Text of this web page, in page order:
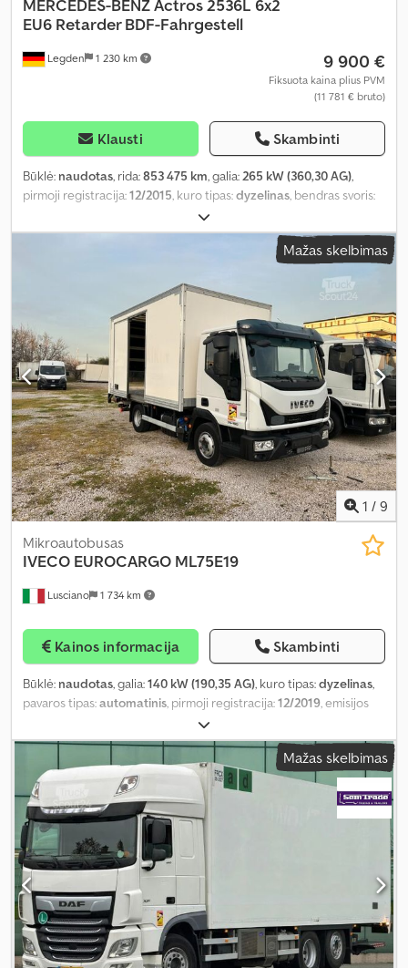
Legden 1 230 km
MERCEDES-BENZActros 2536L 6x2
EU6 Retarder BDF-Fahrgestell
9 900 €
Fiksuota kaina plius PVM
(11 781 € bruto)
Klausti Skambinti
Būklė: naudotas, rida:853 475 km, galia:265 kW (360,30 AG),
pirmoji registracija:12/2015, kuro tipas:dyzelinas, bendras svoris:
3 ašys
žalia, pavaros tipas:automatinis, emisijos klasė:Euro 6, bendras
, Įranga:ABS,
navigacijos sistema, oro kondicionavimas
Mažas skelbimas
1 / 9
Lusciano 1 734 km
Mikroautobusas
IVECO EUROCARGO ML75E19
Kainos informacija Skambinti
Būklė: naudotas, galia:140 kW (190,35 AG), kuro tipas:dyzelinas,
pavaros tipas:automatinis, pirmoji registracija:12/2019, emisijos
, sėdimų vietų skaičius:
metai:2019, Įranga:centrinis užraktas, kruizo kontrolė, oro
kondicionavimas, stumdomos durys, suodžių filtras, vairo
stiprintuvas,
Mažas skelbimas